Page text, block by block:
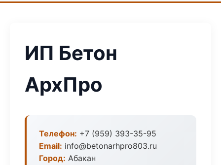
ИП Бетон
АрхПро
Телефон: +7 (959) 393-35-95
Email: info@betonarhpro803.ru
Город: Абакан